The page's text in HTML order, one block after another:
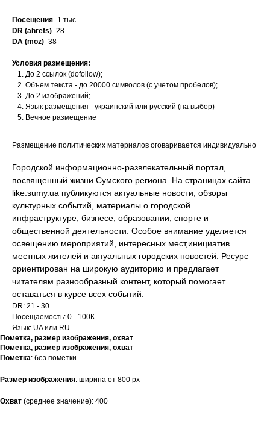
Посещения- 1 тыс.
DR (ahrefs)- 28
DA (moz)- 38
Условия размещения:
До 2 ссылок (dofollow);
Объем текста - до 20000 символов (с учетом пробелов);
До 2 изображений;
Язык размещения - украинский или русский (на выбор)
Вечное размещение
Размещение политических материалов оговаривается индивидуально
Городской информационно-развлекательный портал,
посвященный жизни Сумского региона. На страницах сайта
like.sumy.ua публикуются актуальные новости, обзоры
культурных событий, материалы о городской
инфраструктуре, бизнесе, образовании, спорте и
общественной деятельности. Особое внимание уделяется
освещению мероприятий, интересных мест,инициатив
местных жителей и актуальных городских новостей. Ресурс
ориентирован на широкую аудиторию и предлагает
читателям разнообразный контент, который помогает
оставаться в курсе всех событий.
DR: 21 - 30
Посещаемость: 0 - 100К
Язык: UA или RU
Пометка, размер изображения, охват
Пометка, размер изображения, охват
Пометка: без пометки
Размер изображения: ширина от 800 px
Охват (среднее значение): 400